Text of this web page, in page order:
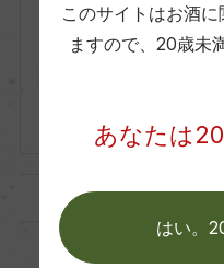
La
ue
ラ・ヴ
750ml,
このサイトはお酒
ますので、 20歳未
あなたは
はい。